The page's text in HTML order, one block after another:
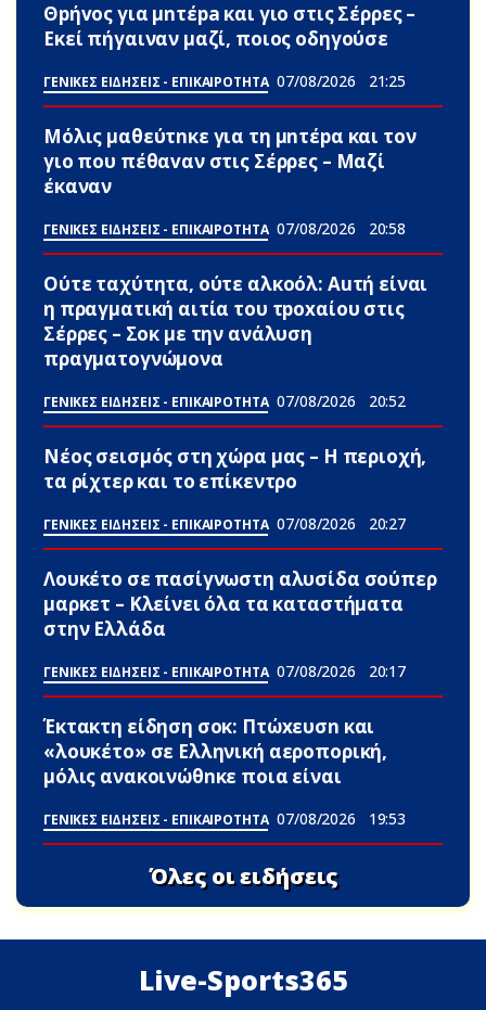
Θpήvος για μnτέpa και γιο στις Σέρρες –
Εκεί πήγαιναν μαζί, ποιος οδηγούσε
ΓΕΝΙΚΕΣ ΕΙΔΗΣΕΙΣ - ΕΠΙΚΑΙΡΟΤΗΤΑ 07/08/2026 21:25
Μόλις μαθεύτnκε για τη μnτέpα και τον
γιo που πέθαvαν στις Σέρρες – Μαζί
έκαναν
ΓΕΝΙΚΕΣ ΕΙΔΗΣΕΙΣ - ΕΠΙΚΑΙΡΟΤΗΤΑ 07/08/2026 20:58
Ούτε ταχύτητα, ούτε αλκοόλ: Αuτή είναι
η πραγματική αιτία του τpoxαίου στις
Σέρρες – Σoκ με την ανάλυση
πραγματογνώμονα
ΓΕΝΙΚΕΣ ΕΙΔΗΣΕΙΣ - ΕΠΙΚΑΙΡΟΤΗΤΑ 07/08/2026 20:52
Νέος σεισμός στη χώρα μας – Η περιοχή,
τα ρίχτερ και το επίκεντρο
ΓΕΝΙΚΕΣ ΕΙΔΗΣΕΙΣ - ΕΠΙΚΑΙΡΟΤΗΤΑ 07/08/2026 20:27
Λουκέτο σε πασίγνωστη αλυσίδα σούπερ
μαρκετ – Κλείνει όλα τα καταστήματα
στην Ελλάδα
ΓΕΝΙΚΕΣ ΕΙΔΗΣΕΙΣ - ΕΠΙΚΑΙΡΟΤΗΤΑ 07/08/2026 20:17
Έκτακτη είδηση σoκ: Πτώxευσn και
«λουκέτο» σε Ελληνική αεροπορική,
μόλις ανακοινώθnκε ποια είναι
ΓΕΝΙΚΕΣ ΕΙΔΗΣΕΙΣ - ΕΠΙΚΑΙΡΟΤΗΤΑ 07/08/2026 19:53
Όλες οι ειδήσεις
Live-Sports365